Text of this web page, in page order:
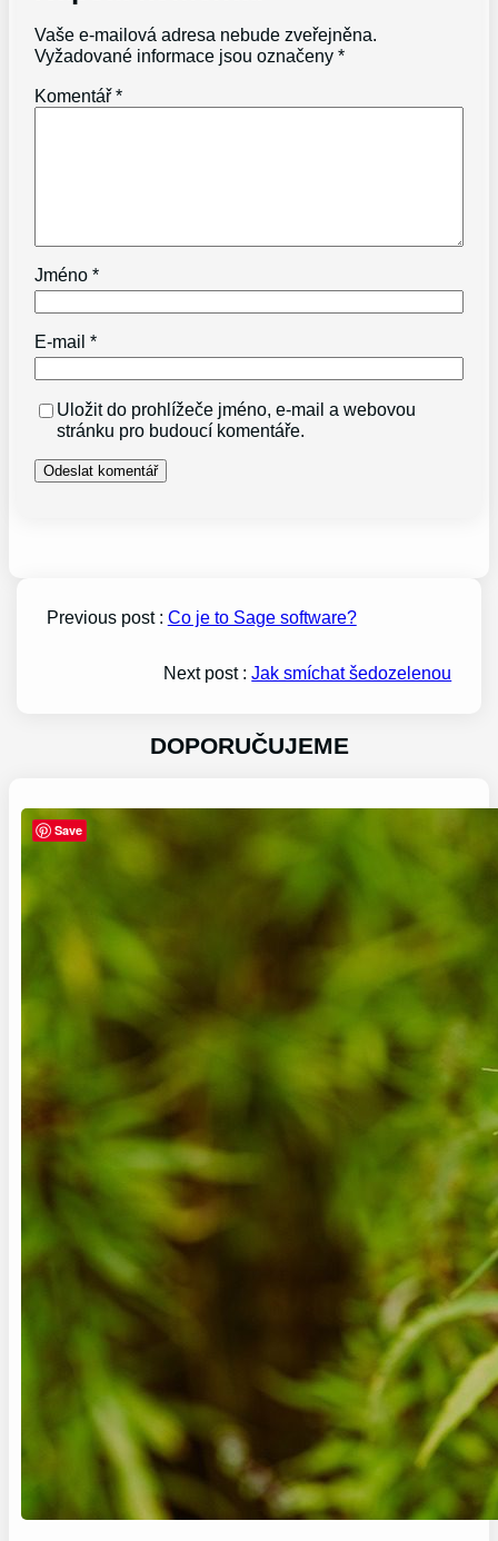
Vaše e-mailová adresa nebude zveřejněna.
Vyžadované informace jsou označeny*
Komentář*
Jméno*
E-mail*
Uložit do prohlížeče jméno, e-mail a webovou
stránku pro budoucí komentáře.
Previous post : Co je to Sage software?
Next post :Jak smíchat šedozelenou
DOPORUČUJEME
Save